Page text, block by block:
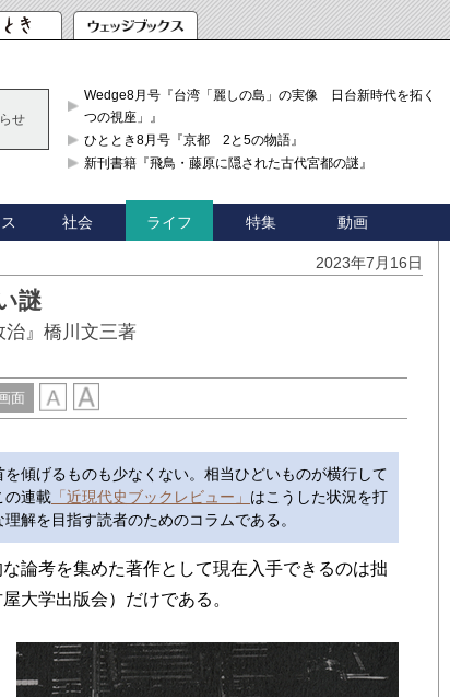
せ
Wedge8月号『台湾「麗しの島」の実像 日台新時代を拓く「3
つの視座」』
ひととき8月号『京都 2と5の物語』
新刊書籍『飛鳥・藤原に隠された古代宮都の謎』
社会 ライフ 特集 動画
2023年7月16日
謎
治』橋川文三著
面
傾げるものも少なくない。相当ひどいものが横行して
の連載 「近現代史ブックレビュー」 はこうした状況を打
解を目指す読者のためのコラムである。
論考を集めた著作として現在入手できるのは拙
大学出版会）だけである。